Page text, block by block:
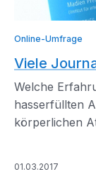
Online-Umfrage
Viele
Welche
hasserfüllten
körperlichen
01.03.2017